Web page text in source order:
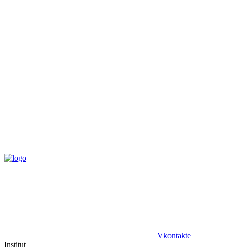
Vkontakte
Institut